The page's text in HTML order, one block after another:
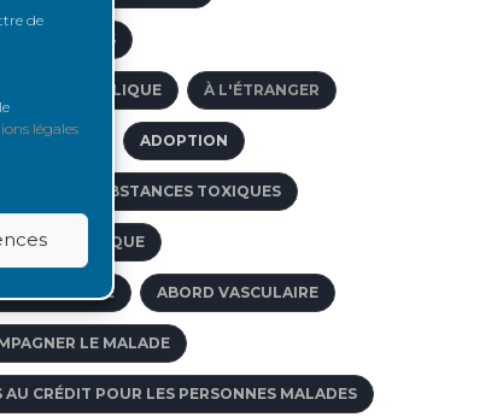
de
légales
VASCULAIRES
MYCOPHÉNOLIQUE À L'ÉTRANGER
À L'EMPLOI ADOPTION
DE SUBSTANCES TOXIQUES
MÉTABOLIQUE
DE GREFFE ABORD VASCULAIRE
LE MALADE
AU CRÉDIT POUR LES PERSONNES MALADES